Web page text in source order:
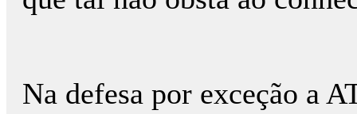
Na defesa por exceção a